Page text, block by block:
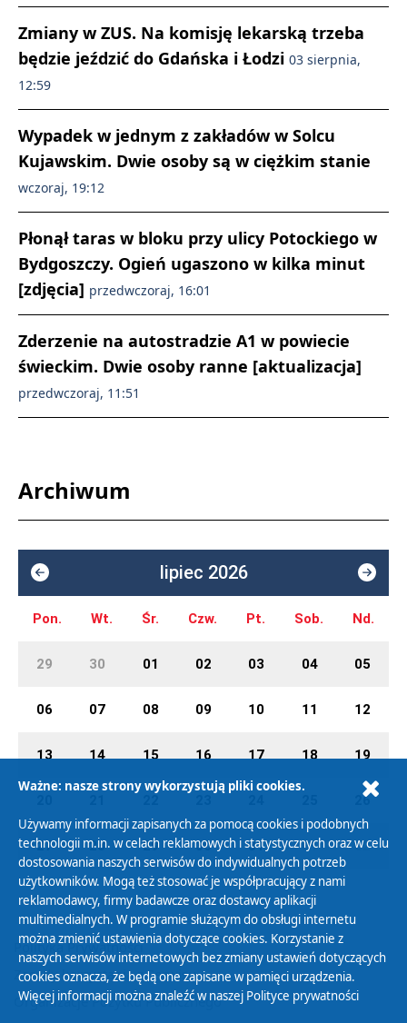
Zmiany w ZUS. Na komisję lekarską trzeba
będzie jeździć do Gdańska i Łodzi 03 sierpnia,
12:59
Wypadek w jednym z zakładów w Solcu
Kujawskim. Dwie osoby są w ciężkim stanie
wczoraj, 19:12
Płonął taras w bloku przy ulicy Potockiego w
Bydgoszczy. Ogień ugaszono w kilka minut
[zdjęcia] przedwczoraj, 16:01
Zderzenie na autostradzie A1 w powiecie
świeckim. Dwie osoby ranne [aktualizacja]
przedwczoraj, 11:51
Archiwum
lipiec 2026
Pon. Wt. Śr. Czw. Pt. Sob. Nd.
29 30 01 02 03 04 05
06 07 08 09 10 11 12
13 14 15 16 17 18 19
26
27 28 29 30 31 01 02
Polityka Prywatności
Zasady korzystania z Serwisu
Organizacje Pożytku Publicznego
Ważne: nasze strony wykorzystują pliki cookies.
Używamy informacji zapisanych za pomocą cookies i podobnych
technologii m.in. w celach reklamowych i statystycznych oraz w celu
dostosowania naszych serwisów do indywidualnych potrzeb
użytkowników. Mogą też stosować je współpracujący z nami
reklamodawcy, firmy badawcze oraz dostawcy aplikacji
multimedialnych. W programie służącym do obsługi internetu
można zmienić ustawienia dotyczące cookies. Korzystanie z
naszych serwisów internetowych bez zmiany ustawień dotyczących
cookies oznacza, że będą one zapisane w pamięci urządzenia.
Więcej informacji można znaleźć w naszej Polityce prywatności